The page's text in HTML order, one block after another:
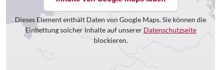
Dieses Element enthält Daten von Google Maps. Sie können die
Einbettung solcher Inhalte auf unserer Datenschutzseite
blockieren.